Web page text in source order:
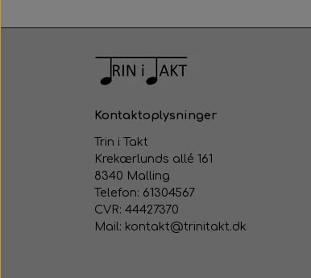
Kontaktoplysninger
Trin i Takt
Krekærlunds allé 161
8340 Malling
Telefon: 61304567
CVR: 44427370
Mail: kontakt@trinitakt.dk